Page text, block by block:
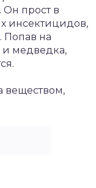
Он прост в
инсектицидов,
Попав на
и медведка,
веществом,